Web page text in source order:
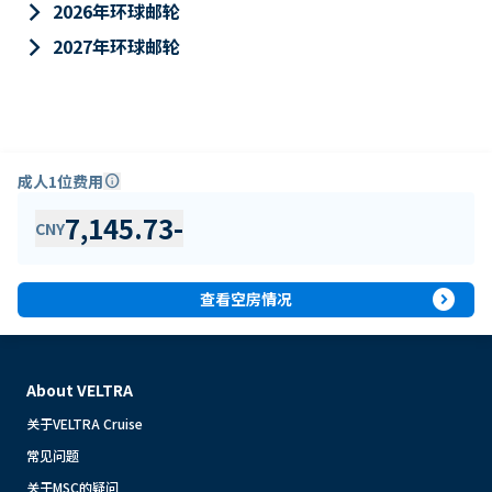
keyboard_arrow_right 2026年环球邮轮
keyboard_arrow_right 2027年环球邮轮
成人1位费用info
CNY7,145.73-
查看空房情况 expand_circle_right
About VELTRA
关于VELTRA Cruise
常见问题
关于MSC的疑问